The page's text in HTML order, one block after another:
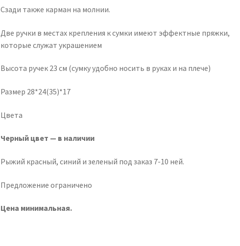
Сзади также карман на молнии.
Две ручки в местах крепления к сумки имеют эффектные пряжки,
которые служат украшением
Высота ручек 23 см (сумку удобно носить в руках и на плече)
Размер 28*24(35)*17
Цвета
Черный цвет — в наличии
Рыжий красный, синий и зеленый под заказ 7-10 ней.
Предложение ограничено
Цена минимальная.